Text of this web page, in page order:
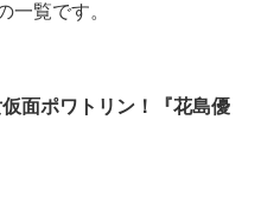
一覧です。
面ポワトリン！『花島優